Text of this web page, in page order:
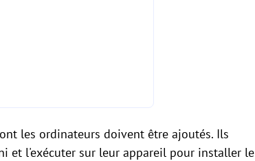
les ordinateurs doivent être ajoutés. Ils
et l'exécuter sur leur appareil pour installer le